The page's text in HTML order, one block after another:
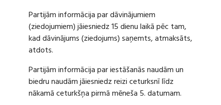
Partijām informācija par dāvinājumiem
(ziedojumiem) jāiesniedz 15 dienu laikā pēc tam,
kad dāvinājums (ziedojums) saņemts, atmaksāts,
atdots.
Partijām informācija par iestāšanās naudām un
biedru naudām jāiesniedz reizi ceturksnī līdz
nākamā ceturkšņa pirmā mēneša 5. datumam.